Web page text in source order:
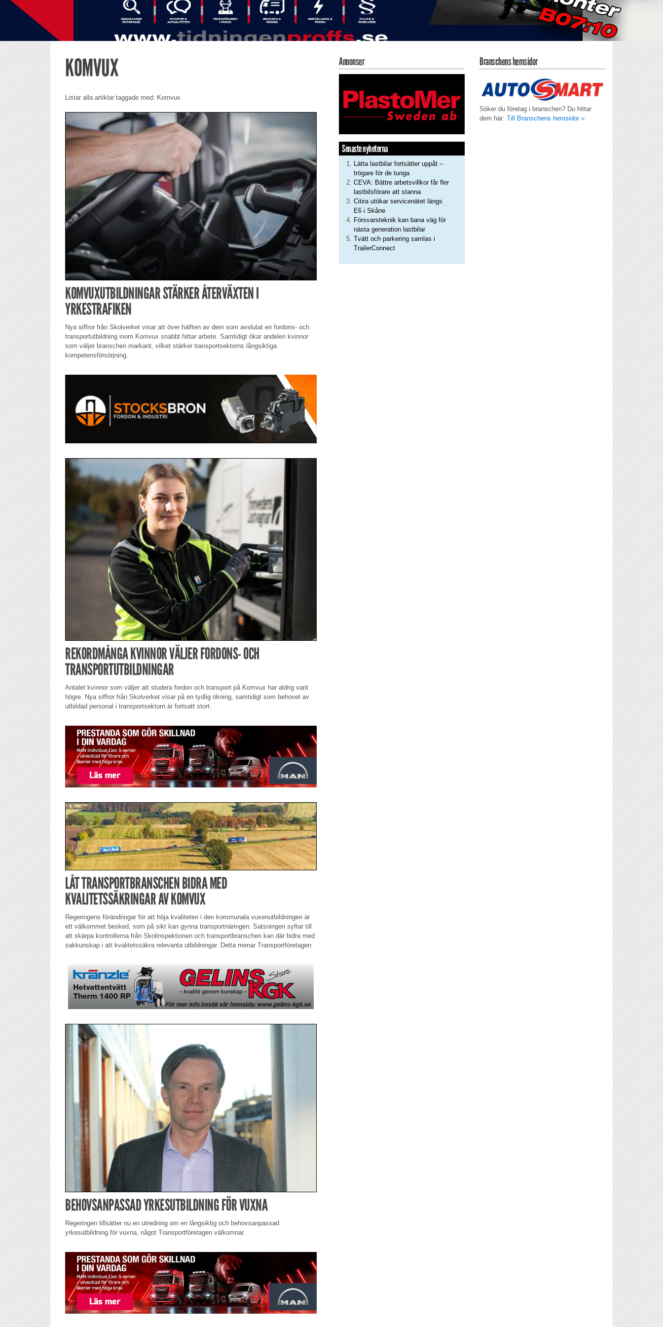
KOMVUX
Listar alla artiklar taggade med: Komvux
KOMVUXUTBILDNINGAR STÄRKER ÅTERVÄXTEN I
YRKESTRAFIKEN
Nya siffror från Skolverket visar att över hälften av dem som avslutat en fordons- och
transportutbildning inom Komvux snabbt hittar arbete. Samtidigt ökar andelen kvinnor
som väljer branschen markant, vilket stärker transportsektorns långsiktiga
kompetensförsörjning.
REKORDMÅNGA KVINNOR VÄLJER FORDONS- OCH
TRANSPORTUTBILDNINGAR
Antalet kvinnor som väljer att studera fordon och transport på Komvux har aldrig varit
högre. Nya siffror från Skolverket visar på en tydlig ökning, samtidigt som behovet av
utbildad personal i transportsektorn är fortsatt stort.
LÅT TRANSPORTBRANSCHEN BIDRA MED
KVALITETSSÄKRINGAR AV KOMVUX
Regeringens förändringar för att höja kvaliteten i den kommunala vuxenutbildningen är
ett välkommet besked, som på sikt kan gynna transportnäringen. Satsningen syftar till
att skärpa kontrollerna från Skolinspektionen och transportbranschen kan där bidra med
sakkunskap i att kvalitetssäkra relevanta utbildningar. Detta menar Transportföretagen.
BEHOVSANPASSAD YRKESUTBILDNING FÖR VUXNA
Regeringen tillsätter nu en utredning om en långsiktig och behovsanpassad
yrkesutbildning för vuxna, något Transportföretagen välkomnar.
Annonser
Senaste nyheterna
Lätta lastbilar fortsätter uppåt –
trögare för de tunga
CEVA: Bättre arbetsvillkor får fler
lastbilsförare att stanna
Citira utökar servicenätet längs
E6 i Skåne
Försvarsteknik kan bana väg för
nästa generation lastbilar
Tvätt och parkering samlas i
TrailerConnect
Branschens hemsidor
Söker du företag i branschen? Du hittar
dem här: Till Branschens hemsidor »